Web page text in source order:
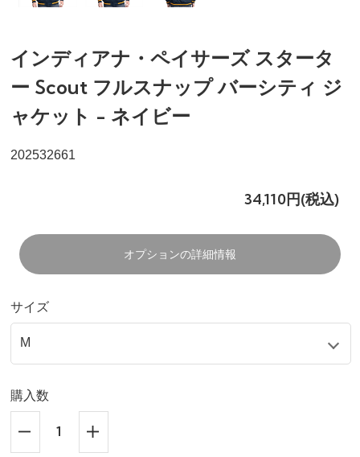
インディアナ・ペイサーズ スタータ
ー Scout フルスナップ バーシティ ジ
ャケット - ネイビー
202532661
34,110円(税込)
オプションの詳細情報
サイズ
購入数